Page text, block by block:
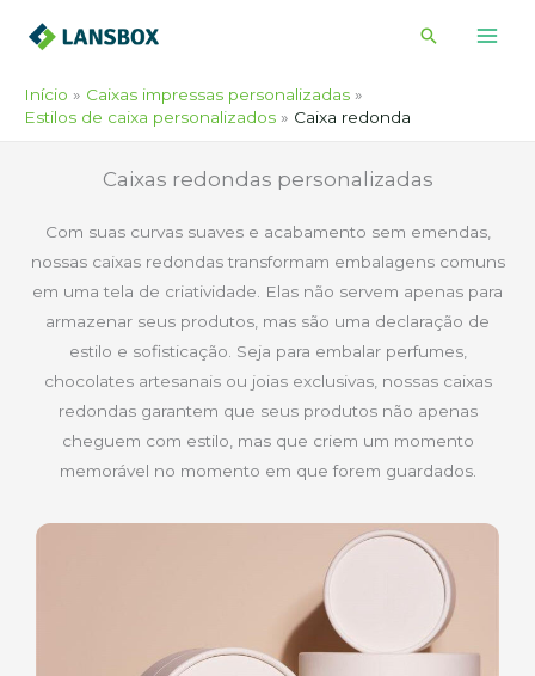
para
conteúdo
Pesquisar
Início
Caixas impressas personalizadas
Estilos de caixa personalizados
Caixa redonda
Caixas redondas personalizadas
Com suas curvas suaves e acabamento sem emendas,
nossas caixas redondas transformam embalagens comuns
em uma tela de criatividade. Elas não servem apenas para
armazenar seus produtos, mas são uma declaração de
estilo e sofisticação. Seja para embalar perfumes,
chocolates artesanais ou joias exclusivas, nossas caixas
redondas garantem que seus produtos não apenas
cheguem com estilo, mas que criem um momento
memorável no momento em que forem guardados.